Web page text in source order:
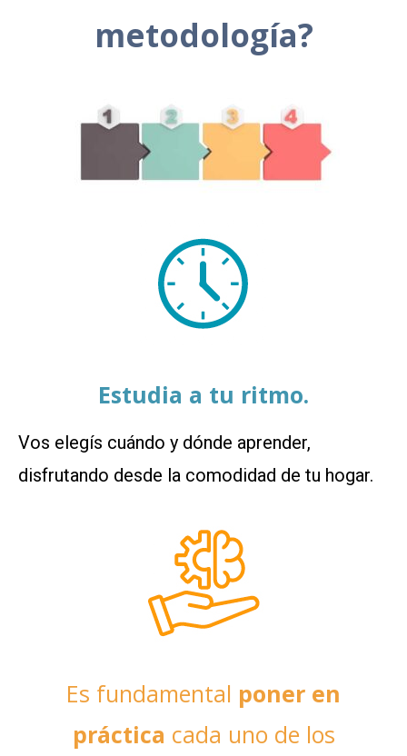
metodología?
Estudia a tu ritmo.
Vos elegís cuándo y dónde aprender,
disfrutando desde la comodidad de tu hogar.
Es fundamental poner en
práctica cada uno de los